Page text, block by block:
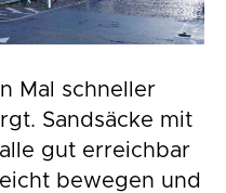
Mal schneller
Sandsäcke mit
gut erreichbar
bewegen und